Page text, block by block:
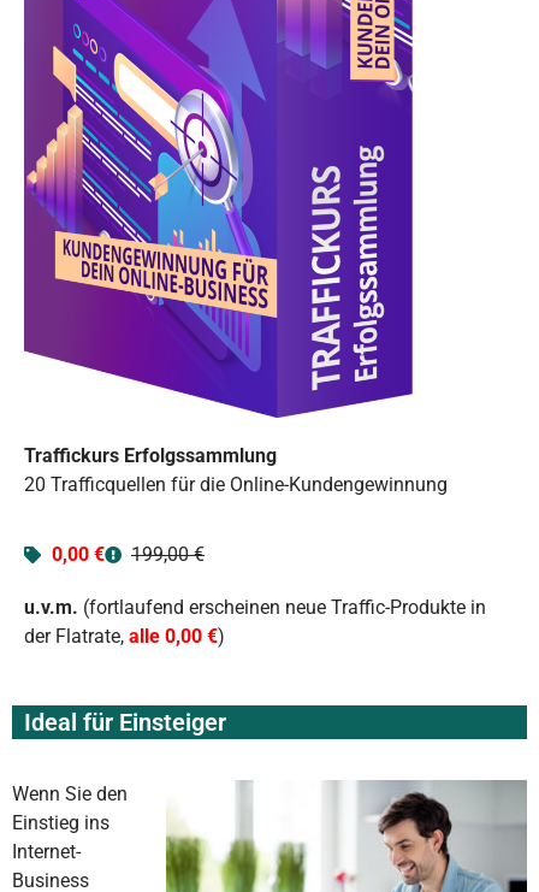
Traffickurs Erfolgssammlung
20 Trafficquellen für die Online-Kundengewinnung
0,00 € 199,00 €
u.v.m. (fortlaufend erscheinen neue Traffic-Produkte in
der Flatrate, alle 0,00 €)
Ideal für Einsteiger
Wenn Sie den
Einstieg ins
Internet-
Business